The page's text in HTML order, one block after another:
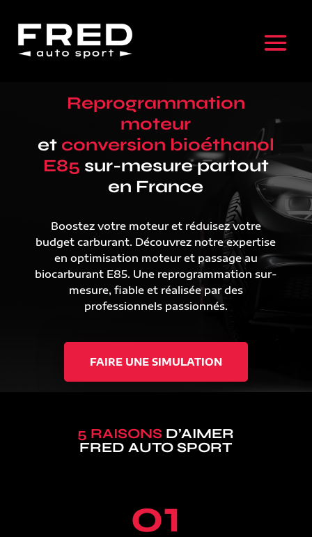
Reprogrammation
moteur
et conversion bioéthanol
E85 sur-mesure partout
en France
Boostez votre moteur et réduisez votre
budget carburant. Découvrez notre expertise
en optimisation moteur et passage au
biocarburant E85. Une reprogrammation sur-
mesure, fiable et réalisée par des
professionnels passionnés.
FAIRE UNE SIMULATION
5 RAISONS D’AIMER
FRED AUTO SPORT
01